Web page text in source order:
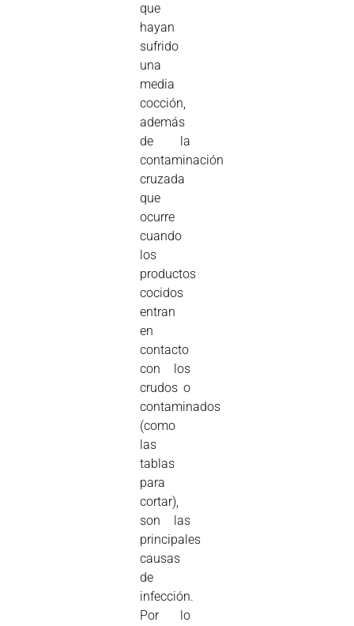
que
hayan
sufrido
una
media
cocción,
además
de la
contaminación
cruzada
que
ocurre
cuando
los
productos
cocidos
entran
en
contacto
con los
crudos o
contaminados
(como
las
tablas
para
cortar),
son las
principales
causas
de
infección.
Por lo